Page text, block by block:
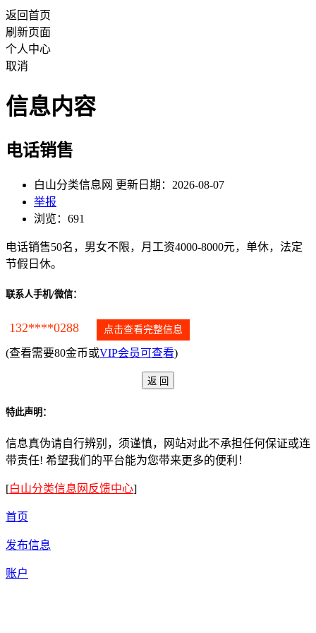
返回首页
刷新页面
个人中心
取消
信息内容
电话销售
白山分类信息网 更新日期：2026-08-07
举报
浏览：691
电话销售50名，男女不限，月工资4000-8000元，单休，法定
节假日休。
联系人手机/微信：
132****0288 点击查看完整信息
(查看需要80金币或VIP会员可查看)
特此声明：
信息真伪请自行辨别，须谨慎，网站对此不承担任何保证或连
带责任! 希望我们的平台能为您带来更多的便利！
[白山分类信息网反馈中心]
首页
发布信息
账户